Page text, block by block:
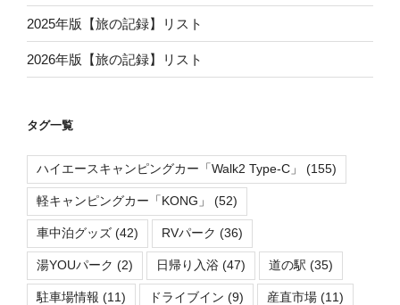
2025年版【旅の記録】リスト
2026年版【旅の記録】リスト
タグ一覧
ハイエースキャンピングカー「Walk2 Type-C」 (155)
軽キャンピングカー「KONG」 (52)
車中泊グッズ (42) RVパーク (36)
湯YOUパーク (2) 日帰り入浴 (47) 道の駅 (35)
駐車場情報 (11) ドライブイン (9) 産直市場 (11)